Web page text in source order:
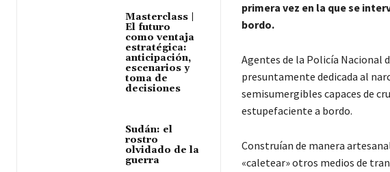
Masterclass |
El futuro
como ventaja
estratégica:
anticipación,
escenarios y
toma de
decisiones
Sudán: el
rostro
olvidado de la
guerra
primera vez en la que se
bordo.
Agentes de la Policía Nacional
presuntamente dedicada al
semisumergibles capaces de
estupefaciente a bordo.
Construían de manera
«caletear» otros medios de